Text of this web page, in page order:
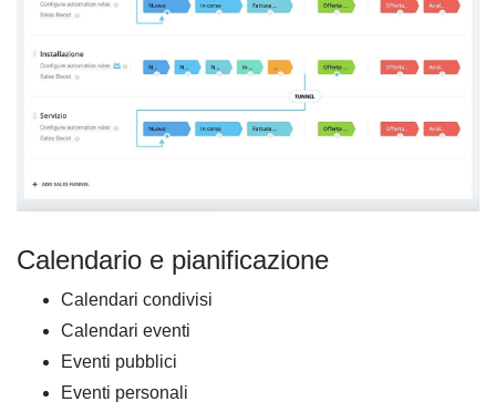
Calendario e pianificazione
Calendari condivisi
Calendari eventi
Eventi pubblici
Eventi personali